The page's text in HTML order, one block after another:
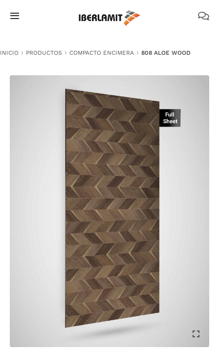
Toggle
NOSOTROS
DOCUMENTACIÓN TÉCNICA
MEDIO AMBIENTE
INICIO PRODUCTOS COMPACTO ENCIMERA 808 ALOE WOOD